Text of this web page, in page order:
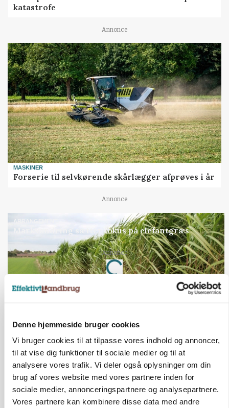
Denne hjemmeside bruger cookies
Vi bruger cookies til at tilpasse vores indhold og annoncer,
til at vise dig funktioner til sociale medier og til at
analysere vores trafik. Vi deler også oplysninger om din
brug af vores website med vores partnere inden for
sociale medier, annonceringspartnere og analysepartnere.
Vores partnere kan kombinere disse data med andre
katastrofe
Annonce
MASKINER
Forserie til selvkørende skårlægger afprøves i år
Annonce
ARRANGEMENT
Markvandring sætter fokus på elefantgræs
Annonce
Loading...